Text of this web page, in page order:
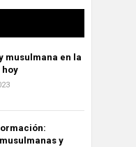
musulmana en la
hoy
y